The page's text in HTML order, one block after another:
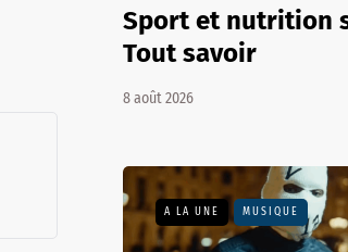
Sport et nutrition
Tout savoir
8 août 2026
A LA UNE MUSIQUE